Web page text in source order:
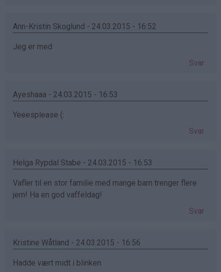
Ann-Kristin Skoglund - 24.03.2015 - 16:52
Jeg er med
Svar
Ayeshaaa - 24.03.2015 - 16:53
Yeeesplease (:
Svar
Helga Rypdal Stabe - 24.03.2015 - 16:53
Vafler til en stor familie med mange barn trenger flere
jern! Ha en god vaffeldag!
Svar
Kristine Wåtland - 24.03.2015 - 16:56
Hadde vært midt i blinken